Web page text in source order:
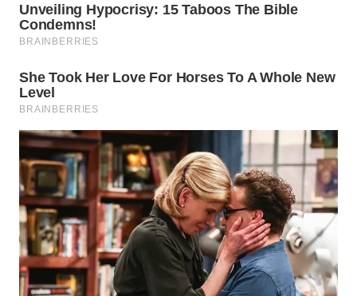
WN
WN
PRIANGAN
TIMUR
WN
SEMARANG
WN
SOLO
WN